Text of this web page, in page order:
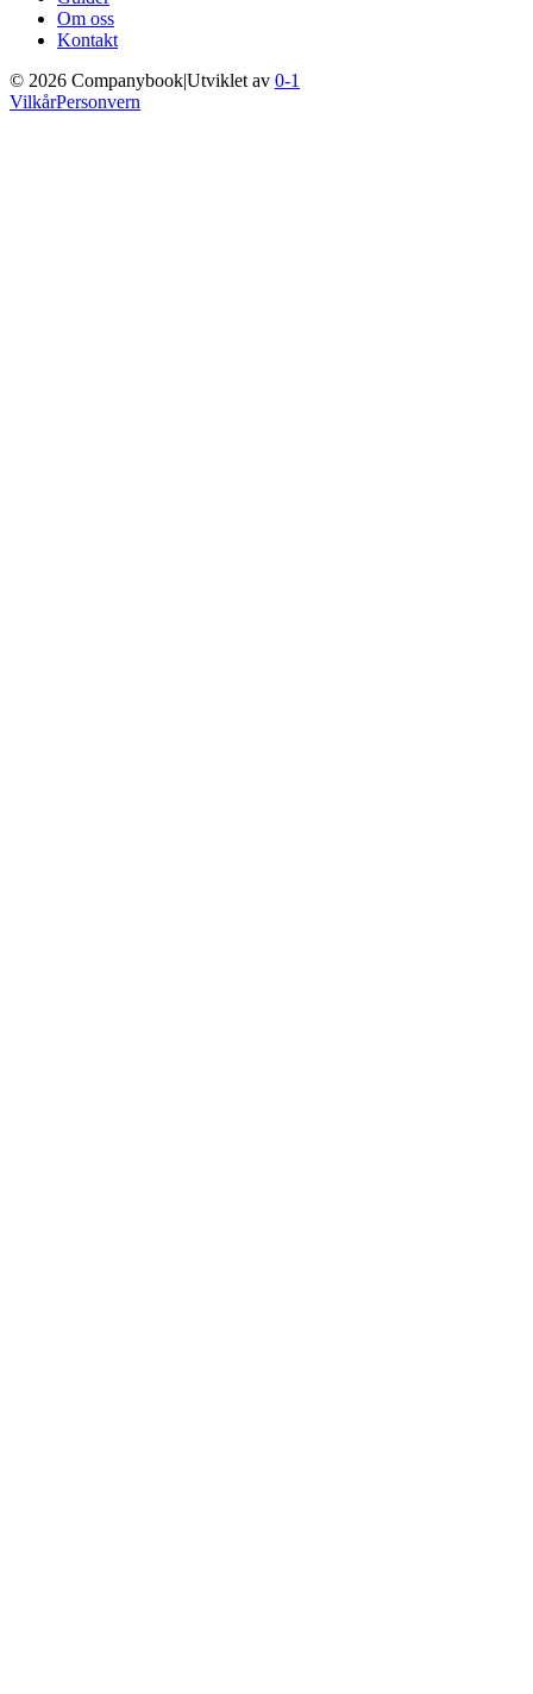
Om oss
Kontakt
© 2026 Companybook|Utviklet av 0-1
VilkårPersonvern